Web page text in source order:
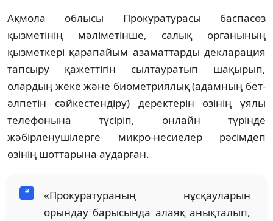
Ақмола облысы Прокуратурасы баспасөз
қызметінің мәліметінше, салық органының
қызметкері қарапайым азаматтарды декларация
тапсыру қажеттігін сылтауратып шақырып,
олардың жеке және биометриялық (адамның бет-
әлпетін сәйкестендіру) деректерін өзінің ұялы
телефонына түсіріп, онлайн түрінде
жәбірленушілерге микро-несиелер рәсімдеп
өзінің шоттарына аударған.
«Прокуратураның нұсқауларын
орындау барысында алаяқ анықталып,